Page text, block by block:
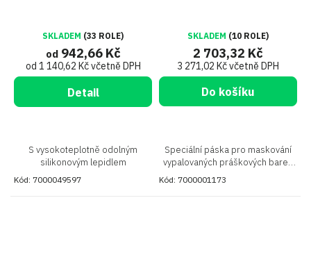
SKLADEM (33 ROLE)
od 1 140,62 Kč včetně DPH
od942,66 Kč
Detail
S vysokoteplotně odolným
silikonovým lepidlem
Kód: 7000049597
SKLADEM (10 ROLE)
3 271,02 Kč včetně DPH
2 703,32 Kč
Do košíku
Speciální páska pro maskování
vypalovaných práškových barev,
nebo pro napojování
Kód: 7000001173